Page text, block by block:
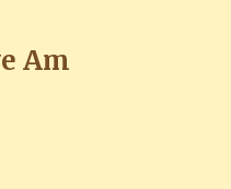
Kuhlenkamp